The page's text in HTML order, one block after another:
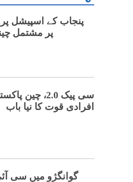
پر مشتمل
سی پیک 2.0،
افرادی قوت کا نیا باب
گوانگژو میں سی